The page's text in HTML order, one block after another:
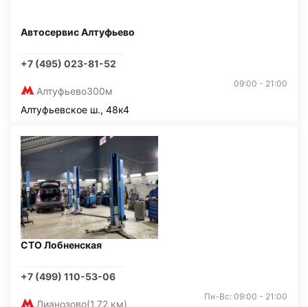
Автосервис Алтуфьево
+7 (495) 023-81-52
Алтуфьево300м
09:00 - 21:00
Алтуфьевское ш., 48к4
СТО Лобненская
+7 (499) 110-53-06
Лианозово(1,72 км)
Пн-Вс: 09:00 - 21:00